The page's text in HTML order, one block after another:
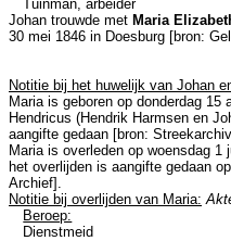
Tuinman, arbeider
Johan trouwde met Maria
30 mei 1846 in Doesburg [bron:
Notitie bij het huwelijk van Johan
Maria is geboren op donderdag 15
Hendricus (Hendrik Harmsen en
aangifte gedaan [bron:
Maria is overleden op woensdag 1
het overlijden is aangifte gedaan
Archief].
Notitie bij overlijden van Maria:
Beroep:
Dienstmeid